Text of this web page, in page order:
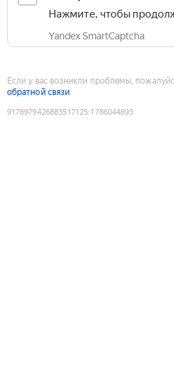
Нажмите, чтобы
Yandex SmartCaptcha
Если у вас возникли проблемы,
обратной связи
9178979426883517125:1786044893